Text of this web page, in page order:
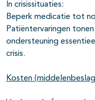
In crisissituaties:
Beperk medicatie tot
Patiëntervaringen
ondersteuning
crisis.
Kosten